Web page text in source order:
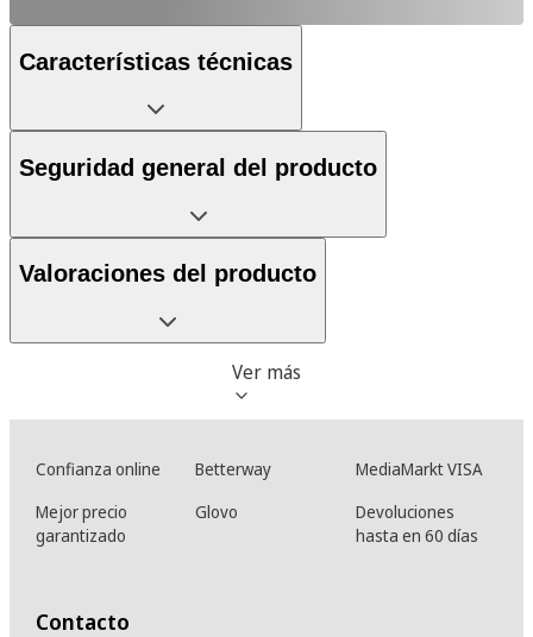
Características técnicas
Seguridad general del producto
Valoraciones del producto
Ver más
Confianza online Betterway
MediaMarkt VISA
Mejor precio
garantizado
Glovo
Devoluciones
hasta en 60 días
Contacto